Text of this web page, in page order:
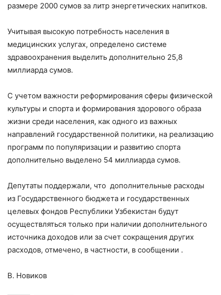
размере 2000 сумов за литр энергетических напитков.
Учитывая высокую потребность населения в
медицинских услугах, определено системе
здравоохранения выделить дополнительно 25,8
миллиарда сумов.
С учетом важности реформирования сферы физической
культуры и спорта и формирования здорового образа
жизни среди населения, как одного из важных
направлений государственной политики, на реализацию
программ по популяризации и развитию спорта
дополнительно выделено 54 миллиарда сумов.
Депутаты поддержали, что дополнительные расходы
из Государственного бюджета и государственных
целевых фондов Республики Узбекистан будут
осуществляться только при наличии дополнительного
источника доходов или за счет сокращения других
расходов, отмечено, в частности, в сообщении .
В. Новиков